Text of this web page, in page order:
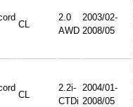
CL
2.0
AWD
2003/02-
2008/05
CL
2.2i-
CTDi
2004/01-
2008/05